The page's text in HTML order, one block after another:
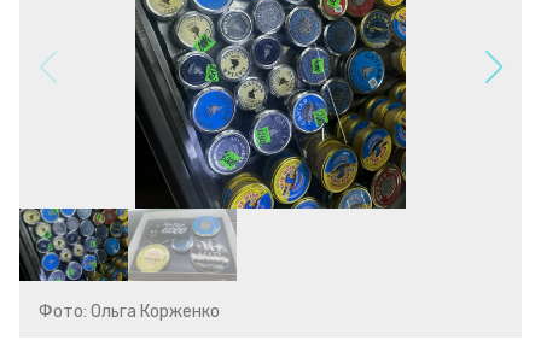
Фото: Ольга Корженко